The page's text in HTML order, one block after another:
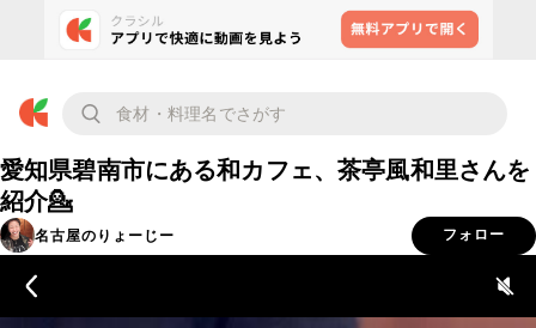
愛知県碧南市にある和カフェ、茶亭風和里さんを
紹介💁
名古屋のりょーじー フォロー